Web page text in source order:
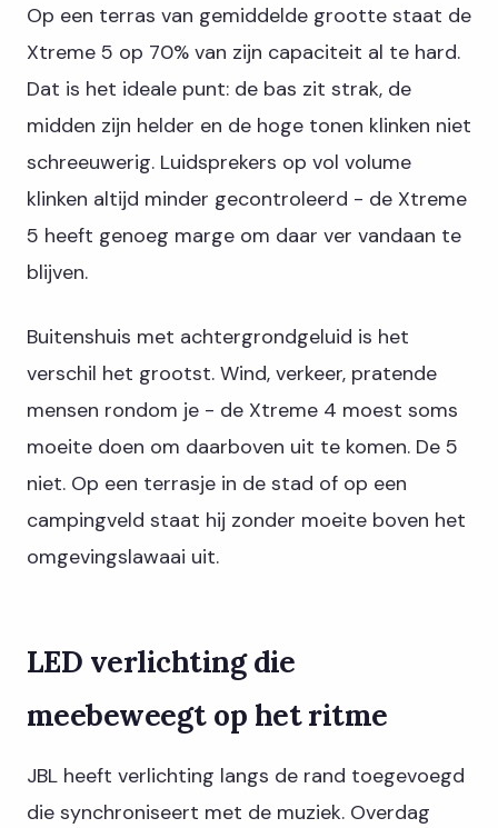
Op een terras van gemiddelde grootte staat de
Xtreme 5 op 70% van zijn capaciteit al te hard.
Dat is het ideale punt: de bas zit strak, de
midden zijn helder en de hoge tonen klinken niet
schreeuwerig. Luidsprekers op vol volume
klinken altijd minder gecontroleerd - de Xtreme
5 heeft genoeg marge om daar ver vandaan te
blijven.
Buitenshuis met achtergrondgeluid is het
verschil het grootst. Wind, verkeer, pratende
mensen rondom je - de Xtreme 4 moest soms
moeite doen om daarboven uit te komen. De 5
niet. Op een terrasje in de stad of op een
campingveld staat hij zonder moeite boven het
omgevingslawaai uit.
LED verlichting die
meebeweegt op het ritme
JBL heeft verlichting langs de rand toegevoegd
die synchroniseert met de muziek. Overdag